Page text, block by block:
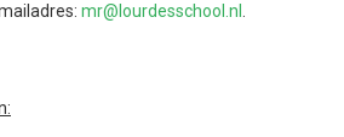
mr@lourdesschool.nl .